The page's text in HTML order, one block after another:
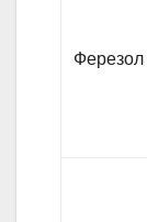
Ферезол